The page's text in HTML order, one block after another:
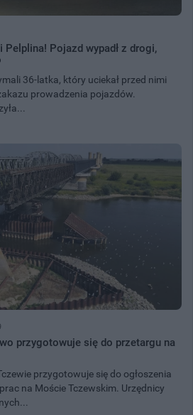
Pojazd wypadł z drogi,
36-latka, który uciekał przed nimi
prowadzenia pojazdów.
przygotowuje się do przetargu na
przygotowuje się do ogłoszenia
na Moście Tczewskim. Urzędnicy